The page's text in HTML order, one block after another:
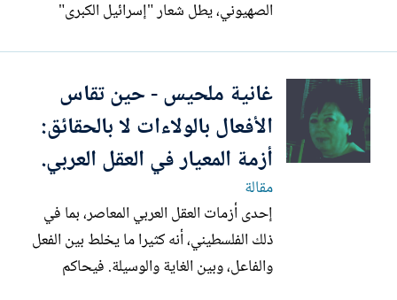
الصهيوني، يطل شعار "إسرائيل الكبرى"
المستقبل. ومع ذلك، يواجه هذا الصعود
الأيديولوجي بيئة عملياتية معاكسة على
الصعد العسكرية والاقتصادية والسياسية...
غانية ملحيس - حين تقاس
الأفعال بالولاءات لا بالحقائق:
أزمة المعيار في العقل العربي.
مقالة
إحدى أزمات العقل العربي المعاصر، بما في
ذلك الفلسطيني، أنه كثيرا ما يخلط بين الفعل
والفاعل، وبين الغاية والوسيلة. فيحاكم